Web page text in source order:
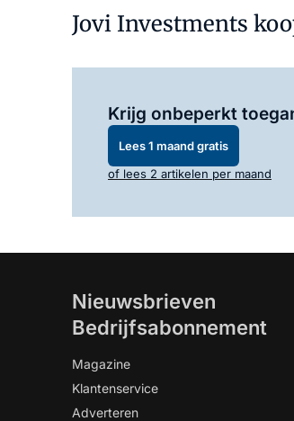
Jovi Investments
Krijg onbeperkt
Lees 1 maand gratis
of lees 2 artikelen per maand
Nieuwsbrieven
Bedrijfsabonnement
Magazine
Klantenservice
Adverteren